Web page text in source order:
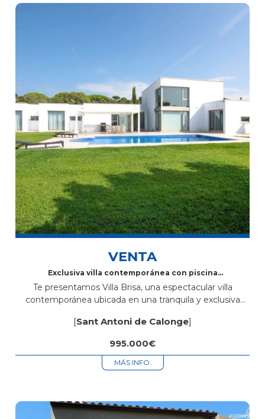
VENTA
Exclusiva villa contemporánea con piscina
Calonge
Te presentamos Villa Brisa, una espectacular villa
contemporánea ubicada en una tranquila y exclusiva
cinco minutos de sus magníficas...
[Sant Antoni de Calonge]
995.000€
MÁS INFO.